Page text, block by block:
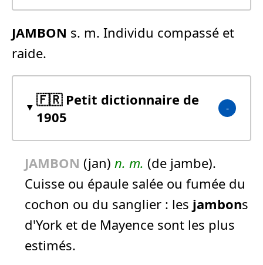
JAMBON s. m. Individu compassé et
raide.
🇫🇷 Petit dictionnaire de
1905
JAMBON (jan) n. m. (de jambe).
Cuisse ou épaule salée ou fumée du
cochon ou du sanglier : les jambons
d'York et de Mayence sont les plus
estimés.